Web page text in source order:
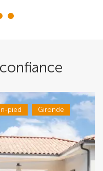
pied
Gironde